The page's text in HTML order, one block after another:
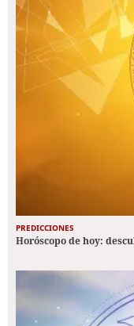
PREDICCIONES
Horóscopo de hoy: